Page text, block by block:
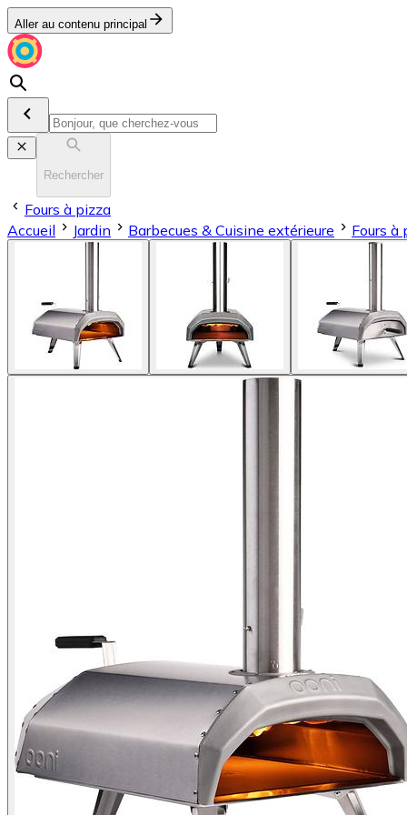
Aller au contenu principal
Rechercher
Fours à pizza
Accueil
Jardin Barbecues & Cuisine extérieure Fours à